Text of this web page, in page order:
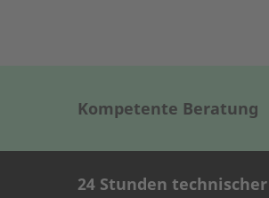
Kompetente Beratung
24 Stunden technischer